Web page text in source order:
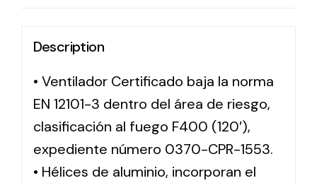
Description
• Ventilador Certificado baja la norma
EN 12101-3 dentro del área de riesgo,
clasificación al fuego F400 (120′),
expediente número 0370-CPR-1553.
• Hélices de aluminio, incorporan el